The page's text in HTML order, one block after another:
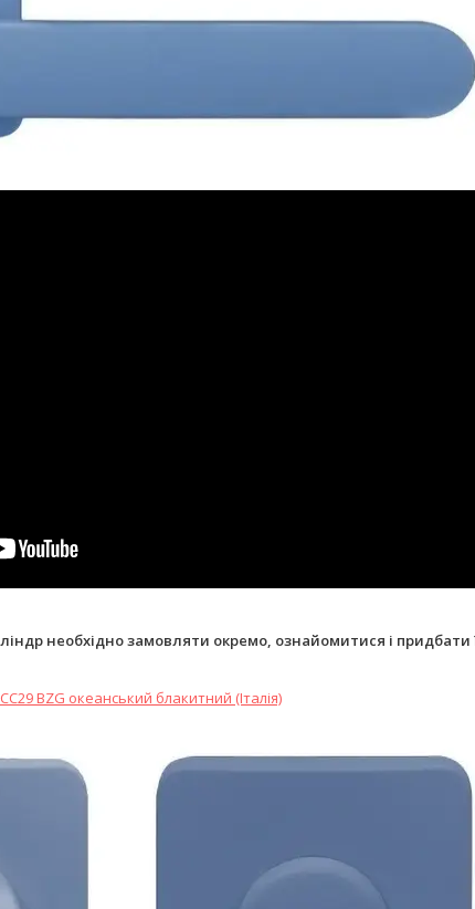
необхідно замовляти окремо, ознайомитися і
BZG океанський блакитний (Італія)